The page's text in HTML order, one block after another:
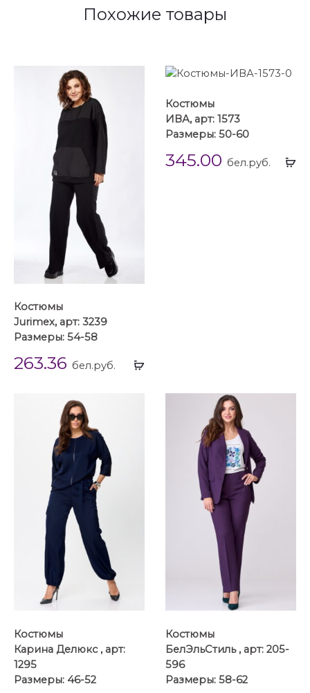
Похожие товары
Выбрать
Костюмы
Jurimex, арт: 3239
Размеры: 54-58
263.36 бел.руб.
Костюмы
ИВА, арт: 1573
Размеры: 50-60
345.00 бел.руб.
Костюмы
Карина Делюкс , арт:
1295
Размеры: 46-52
Костюмы
БелЭльСтиль , арт: 205-
596
Размеры: 58-62